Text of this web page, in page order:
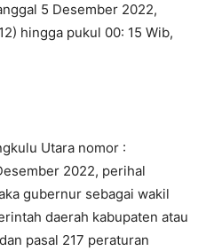
5 Desember 2022,
hingga pukul 00: 15 Wib,
Utara nomor :
2022, perihal
gubernur sebagai wakil
daerah kabupaten atau
pasal 217 peraturan